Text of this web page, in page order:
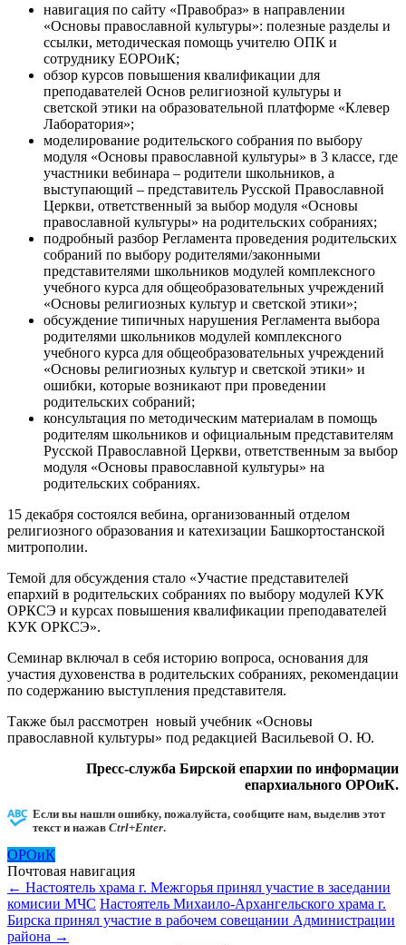
навигация по сайту «Правобраз» в направлении
«Основы православной культуры»: полезные разделы и
ссылки, методическая помощь учителю ОПК и
сотруднику ЕОРОиК;
обзор курсов повышения квалификации для
преподавателей Основ религиозной культуры и
светской этики на образовательной платформе «Клевер
Лаборатория»;
моделирование родительского собрания по выбору
модуля «Основы православной культуры» в 3 классе, где
участники вебинара – родители школьников, а
выступающий – представитель Русской Православной
Церкви, ответственный за выбор модуля «Основы
православной культуры» на родительских собраниях;
подробный разбор Регламента проведения родительских
собраний по выбору родителями/законными
представителями школьников модулей комплексного
учебного курса для общеобразовательных учреждений
«Основы религиозных культур и светской этики»;
обсуждение типичных нарушения Регламента выбора
родителями школьников модулей комплексного
учебного курса для общеобразовательных учреждений
«Основы религиозных культур и светской этики» и
ошибки, которые возникают при проведении
родительских собраний;
консультация по методическим материалам в помощь
родителям школьников и официальным представителям
Русской Православной Церкви, ответственным за выбор
модуля «Основы православной культуры» на
родительских собраниях.
15 декабря состоялся вебина, организованный отделом
религиозного образования и катехизации Башкортостанской
митрополии.
Темой для обсуждения стало «Участие представителей
епархий в родительских собраниях по выбору модулей КУК
ОРКСЭ и курсах повышения квалификации преподавателей
КУК ОРКСЭ».
Семинар включал в себя историю вопроса, основания для
участия духовенства в родительских собраниях, рекомендации
по содержанию выступления представителя.
Также был рассмотрен новый учебник «Основы
православной культуры» под редакцией Васильевой О. Ю.
Пресс-служба Бирской епархии по информации
епархиального ОРОиК.
Если вы нашли ошибку, пожалуйста, сообщите нам, выделив этот
текст и нажав Ctrl+Enter.
ОРОиК
Почтовая навигация
← Настоятель храма г. Межгорья принял участие в заседании
комисии МЧС Настоятель Михаило-Архангельского храма г.
Бирска принял участие в рабочем совещании Администрации
района →